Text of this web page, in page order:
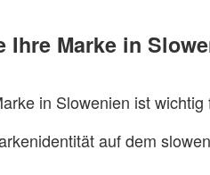
Ihre Marke in
in Slowenien ist wichtig
auf dem